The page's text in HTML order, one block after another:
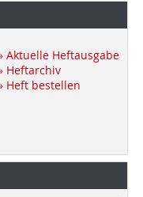
Aktuelle Heftausgabe
Heftarchiv
Heft bestellen